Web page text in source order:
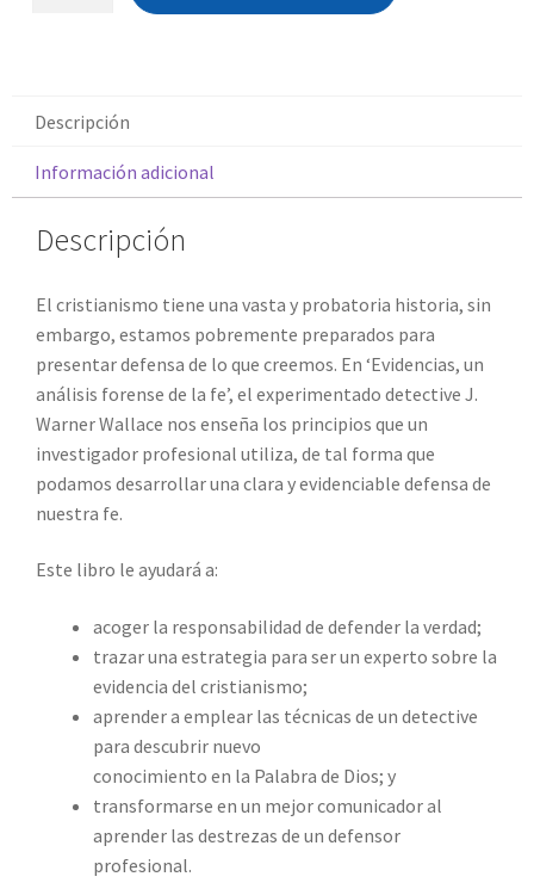
Descripción
Información adicional
Descripción
El cristianismo tiene una vasta y probatoria historia, sin
embargo, estamos pobremente preparados para
presentar defensa de lo que creemos. En ‘Evidencias, un
análisis forense de la fe’, el experimentado detective J.
Warner Wallace nos enseña los principios que un
investigador profesional utiliza, de tal forma que
podamos desarrollar una clara y evidenciable defensa de
nuestra fe.
Este libro le ayudará a:
acoger la responsabilidad de defender la verdad;
trazar una estrategia para ser un experto sobre la
evidencia del cristianismo;
aprender a emplear las técnicas de un detective
para descubrir nuevo
conocimiento en la Palabra de Dios; y
transformarse en un mejor comunicador al
aprender las destrezas de un defensor
profesional.